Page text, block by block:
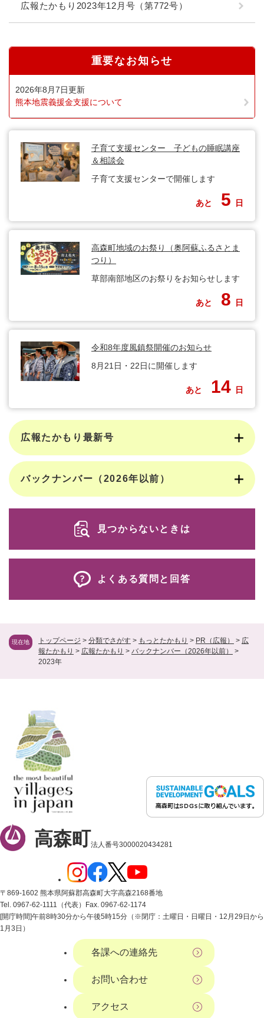
現在地 トップページ > 分類でさがす > もっとたかもり > PR（広報） > 広
報たかもり > 広報たかもり > バックナンバー（2026年以前）
>
2023年
広報たかもり2023年12月号（第772号）
重要なお知らせ
2026年8月7日更新
熊本地震義援金支援について
子育て支援センター 子どもの睡眠講座
＆相談会
子育て支援センターで開催します
あと 5 日
高森町地域のお祭り（奥阿蘇ふるさとま
つり）
草部南部地区のお祭りをお知らせします
あと 8 日
令和8年度風鎮祭開催のお知らせ
8月21日・22日に開催します
あと 14 日
広報たかもり最新号
バックナンバー（2026年以前）
見つからないときは
よくある質問と回答
高森町法人番号3000020434281
〒869-1602 熊本県阿蘇郡高森町大字高森2168番地
Tel. 0967-62-1111（代表）
Fax. 0967-62-1174
[開庁時間]午前8時30分から午後5時15分（※閉庁：土曜日・日曜日・12月29日から
1月3日）
各課への連絡先
お問い合わせ
アクセス